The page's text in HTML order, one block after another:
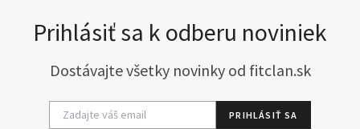
Prihlásiť sa k odberu noviniek
Dostávajte všetky novinky od fitclan.sk
PRIHLÁSIŤ SA